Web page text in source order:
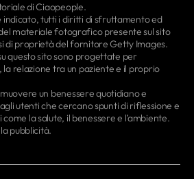
di Ciaopeople.
indicato, tutti i diritti di sfruttamento ed
materiale fotografico presente sul sito
di proprietà del fornitore Getty Images.
questo sito sono progettate per
relazione tra un paziente e il proprio
un benessere quotidiano e
utenti che cercano spunti di riflessione e
la salute, il benessere e l’ambiente.
pubblicità.